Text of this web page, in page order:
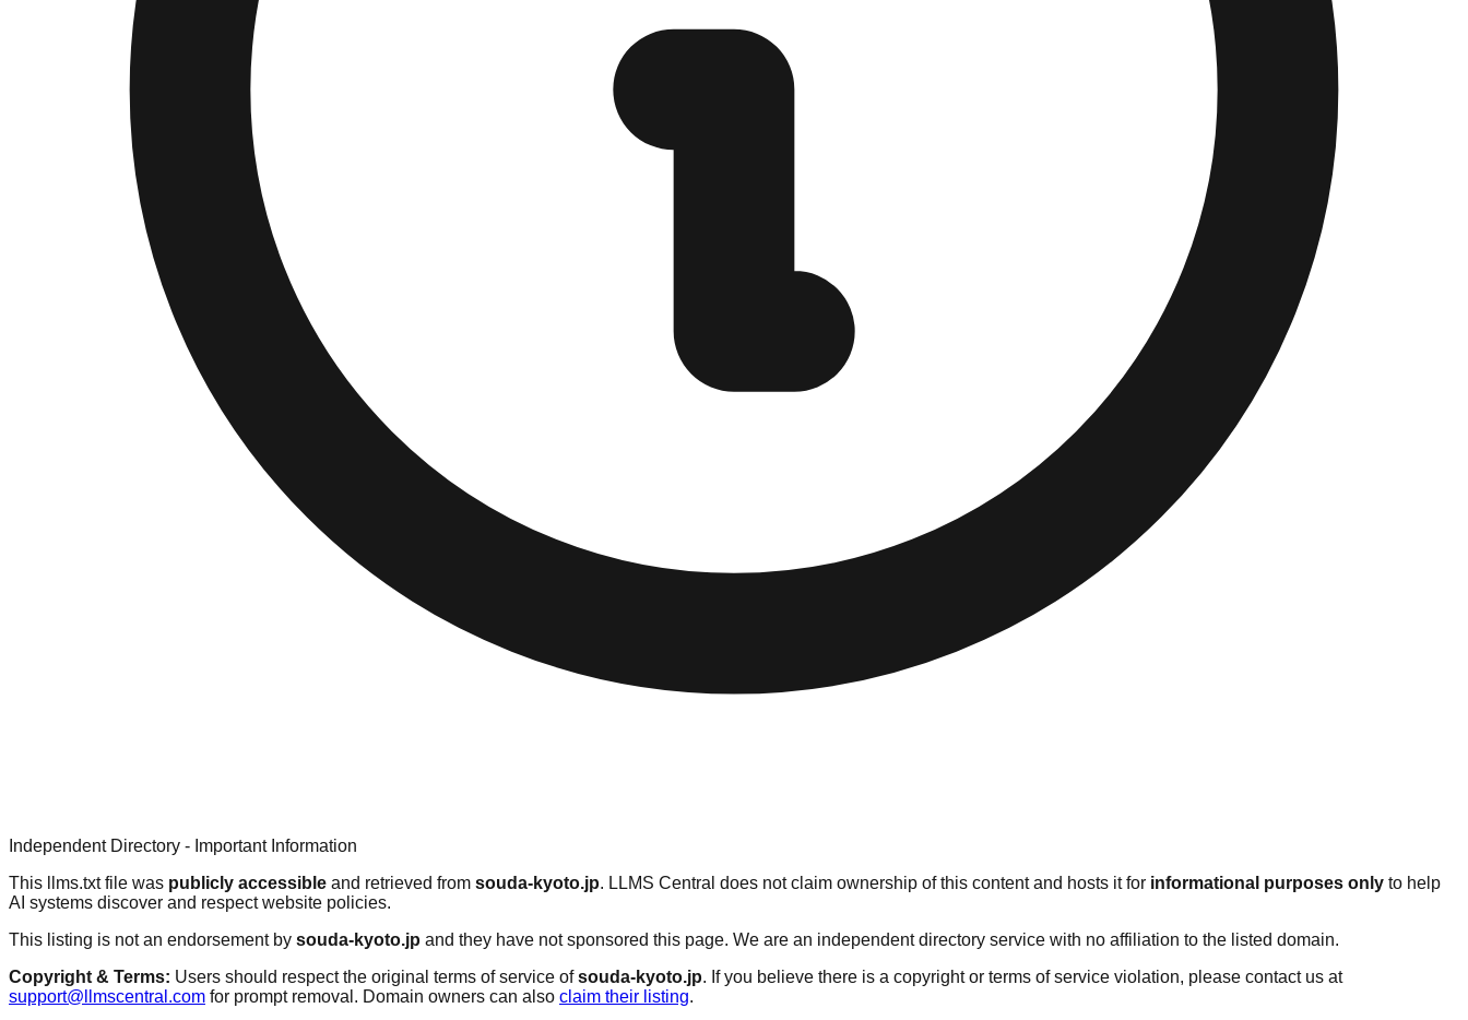
Independent Directory - Important Information
This llms.txt file was publicly accessible and retrieved from souda-kyoto.jp. LLMS Central does not claim ownership of this content and hosts it for informational purposes only to help
AI systems discover and respect website policies.
This listing is not an endorsement by souda-kyoto.jp and they have not sponsored this page. We are an independent directory service with no affiliation to the listed domain.
Copyright & Terms: Users should respect the original terms of service ofsouda-kyoto.jp. If you believe there is a copyright or terms of service violation, please contact us at
support@llmscentral.com for prompt removal. Domain owners can also claim their listing.